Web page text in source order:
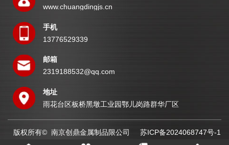
www.chuangdingjs.cn
手机
13776529339
邮箱
2319188532@qq.com
地址
雨花台区板桥黑墩工业园鄂儿岗路群华厂区
版权所有© 南京创鼎金属制品限公司 苏ICP备2024068747号-1